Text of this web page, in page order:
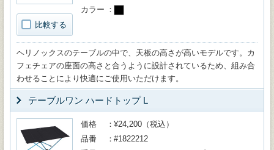
比較する
カラー
ヘリノックスのテーブルの中で、天板の高さが高いモデルです。カ
フェチェアの座面の高さと合うように設計されているため、組み合
わせることにより快適にご使用いただけます。
テーブルワン ハードトップ L
価格
¥24,200（税込）
品番
#1822212